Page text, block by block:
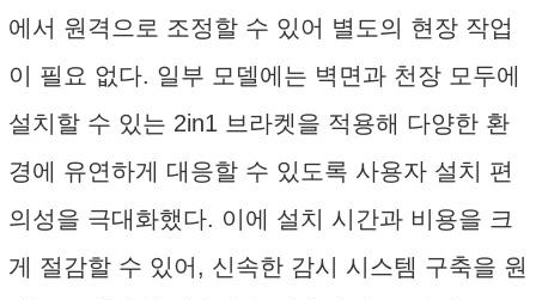
에서 원격으로 조정할 수 있어 별도의 현장 작업
이 필요 없다. 일부 모델에는 벽면과 천장 모두에
설치할 수 있는 2in1 브라켓을 적용해 다양한 환
경에 유연하게 대응할 수 있도록 사용자 설치 편
의성을 극대화했다. 이에 설치 시간과 비용을 크
게 절감할 수 있어, 신속한 감시 시스템 구축을 원